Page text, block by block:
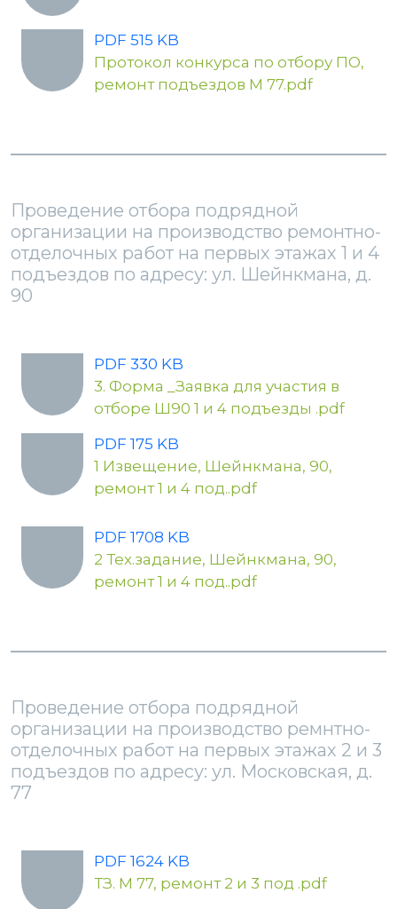
PDF 515 KB
Протокол конкурса по отбору ПО,
ремонт подъездов М 77.pdf
Проведение отбора подрядной
организации на производство ремонтно-
отделочных работ на первых этажах 1 и 4
подъездов по адресу: ул. Шейнкмана, д.
90
PDF 330 KB
3. Форма _Заявка для участия в
отборе Ш90 1 и 4 подъезды .pdf
PDF 175 KB
1 Извещение, Шейнкмана, 90,
ремонт 1 и 4 под..pdf
PDF 1708 KB
2 Тех.задание, Шейнкмана, 90,
ремонт 1 и 4 под..pdf
Проведение отбора подрядной
организации на производство ремнтно-
отделочных работ на первых этажах 2 и 3
подъездов по адресу: ул. Московская, д.
77
PDF 1624 KB
ТЗ. М 77, ремонт 2 и 3 под .pdf